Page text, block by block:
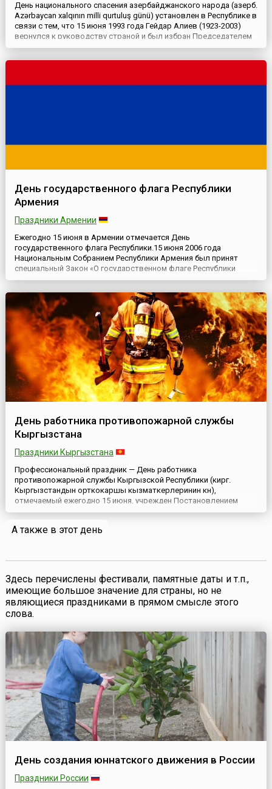
День национального спасения азербайджанского народа (азерб.
Azərbaycan xalqının milli qurtuluş günü) установлен в Республике в
связи с тем, что 15 июня 1993 года Гейдар Алиев (1923-2003)
вернулся к руководству страной и был избран Председателем
Верховного Совета Азербайджана. А в июне 1997 года Милли
День государственного флага Республики
Армения
Праздники Армении
Ежегодно 15 июня в Армении отмечается День
государственного флага Республики.15 июня 2006 года
Национальным Собранием Республики Армения был принят
специальный Закон «О государственном флаге Республики
Армения», в связи с чем эта дата является официально
государственный символ Республики. Он был принят
Верховным Советом Республики Армени...
День работника противопожарной службы
Кыргызстана
Праздники Кыргызстана
Профессиональный праздник — День работника
противопожарной службы Кыргызской Республики (кирг.
Кыргызстандын орткокаршы кызматкерлеринин күнү),
отмечаемый ежегодно 15 июня, учрежден Постановлением
Правительства страны № 795 от 28 октября 1994 года.Дата для
Министерства внутренних дел Республики и учитывая, что 15
А также в этот день
Здесь перечислены фестивали, памятные даты и т.п.,
имеющие большое значение для страны, но не
являющиеся праздниками в прямом смысле этого
слова.
День создания юннатского движения в России
Праздники России